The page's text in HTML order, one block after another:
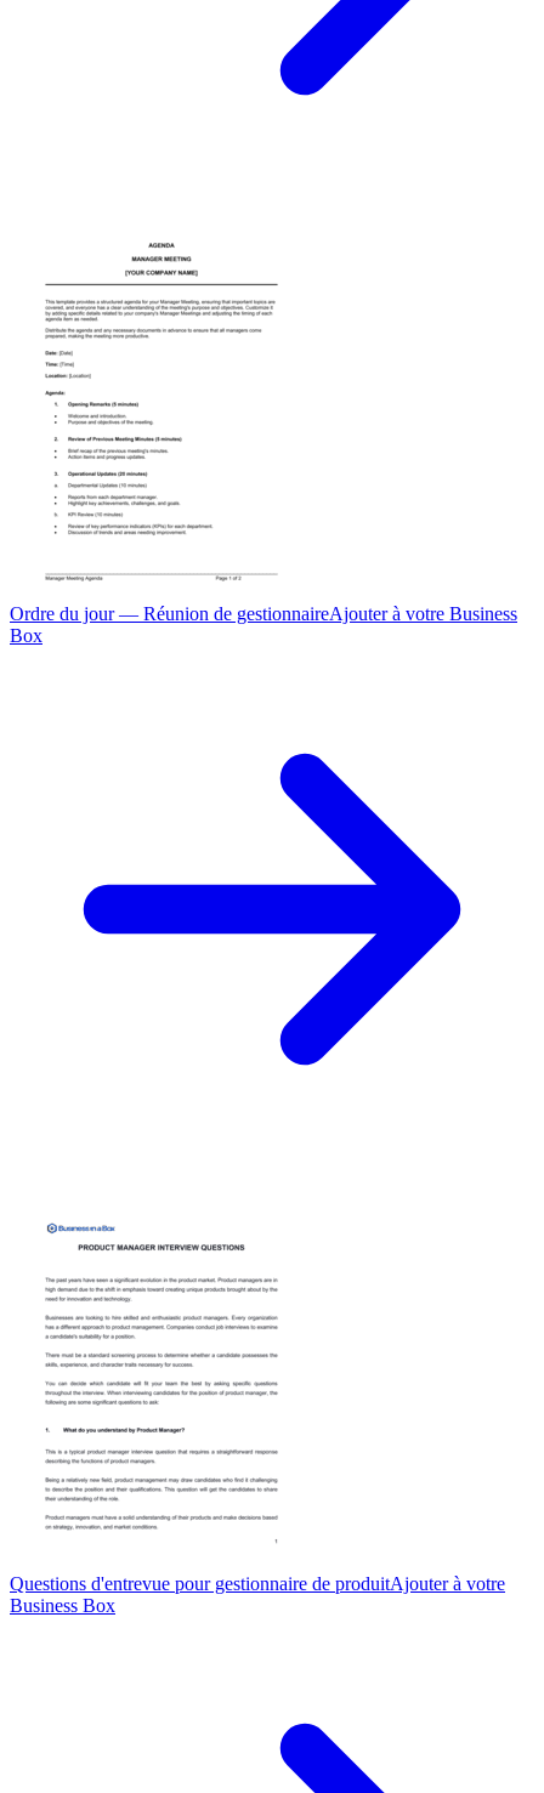
Ordre du jour — Réunion de gestionnaireAjouter à votre Business
Box
Questions d'entrevue pour gestionnaire de produitAjouter à votre
Business Box